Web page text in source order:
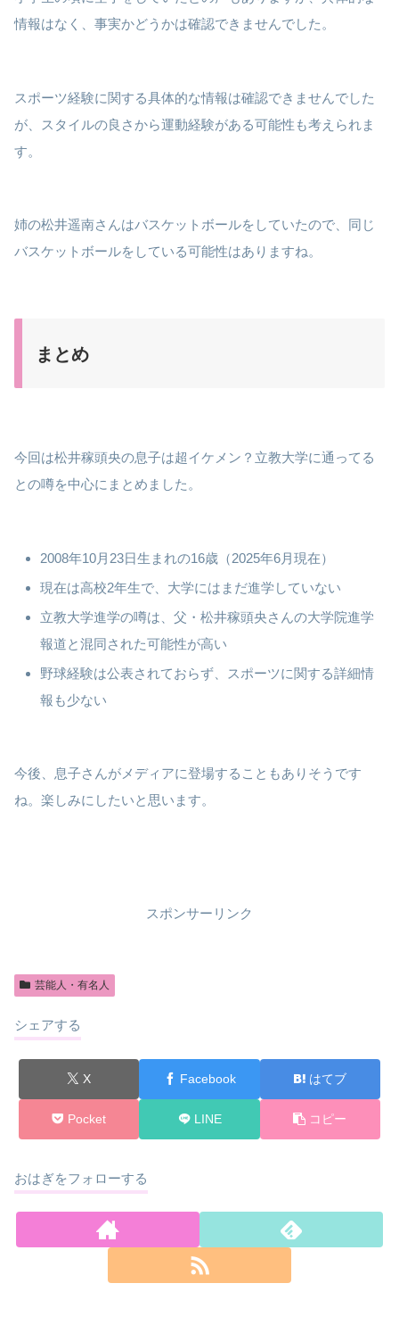
情報はなく、事実かどうかは確認できませんでした。
スポーツ経験に関する具体的な情報は確認できませんでした
が、スタイルの良さから運動経験がある可能性も考えられま
す。
姉の松井遥南さんはバスケットボールをしていたので、同じ
バスケットボールをしている可能性はありますね。
まとめ
今回は松井稼頭央の息子は超イケメン？立教大学に通ってる
との噂を中心にまとめました。
2008年10月23日生まれの16歳（2025年6月現在）
現在は高校2年生で、大学にはまだ進学していない
立教大学進学の噂は、父・松井稼頭央さんの大学院進学
報道と混同された可能性が高い
野球経験は公表されておらず、スポーツに関する詳細情
報も少ない
今後、息子さんがメディアに登場することもありそうです
ね。楽しみにしたいと思います。
スポンサーリンク
芸能人・有名人
シェアする
X Facebook はてブ
Pocket LINE コピー
おはぎをフォローする